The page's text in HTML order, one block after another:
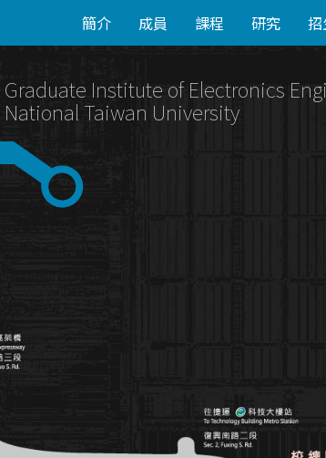
簡介 成員 課程 研究 招
Graduate Institute of Electronics
National Taiwan University